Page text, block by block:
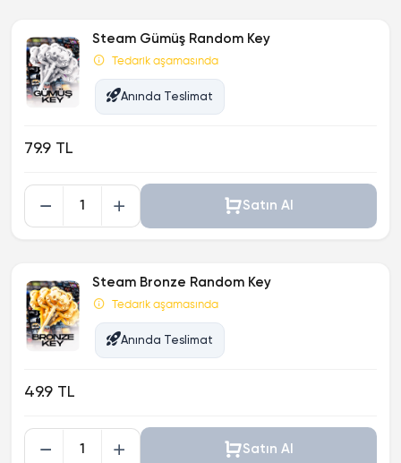
Steam Gümüş Random Key
Tedarik aşamasında
Anında Teslimat
79.9 TL
Satın Al
Steam Bronze Random Key
Tedarik aşamasında
Anında Teslimat
49.9 TL
Satın Al